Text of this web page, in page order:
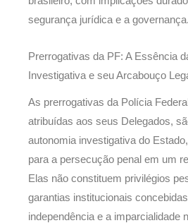
segurança jurídica e a governança.
Prerrogativas da PF: A Essência
Investigativa e seu Arcabouço
As prerrogativas da Polícia
atribuídas aos seus Delegados,
autonomia investigativa do
para a persecução penal em um
Elas não constituem privilégios
garantias institucionais
independência e a imparcialidade